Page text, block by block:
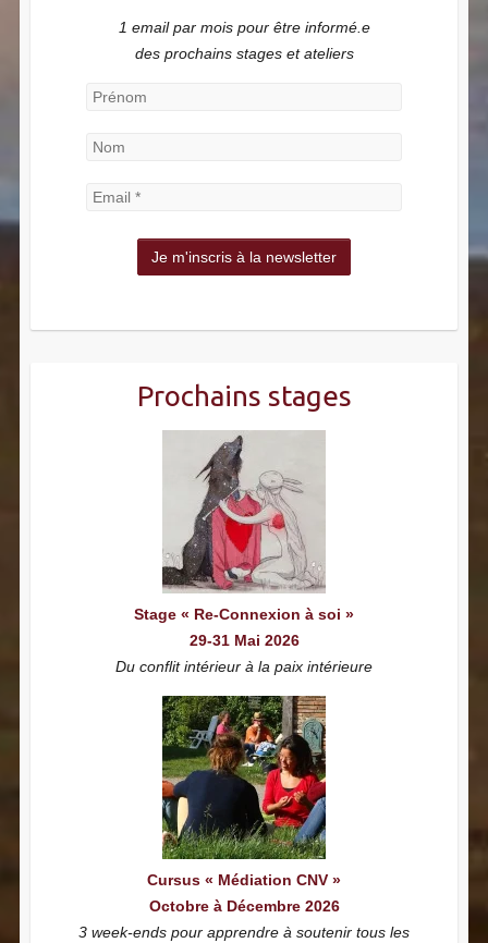
1 email par mois pour être informé.e
des prochains stages et ateliers
Prochains stages
Stage « Re-Connexion à soi »
29-31 Mai 2026
Du conflit intérieur à la paix intérieure
Cursus « Médiation CNV »
Octobre à Décembre 2026
3 week-ends pour apprendre à soutenir tous les